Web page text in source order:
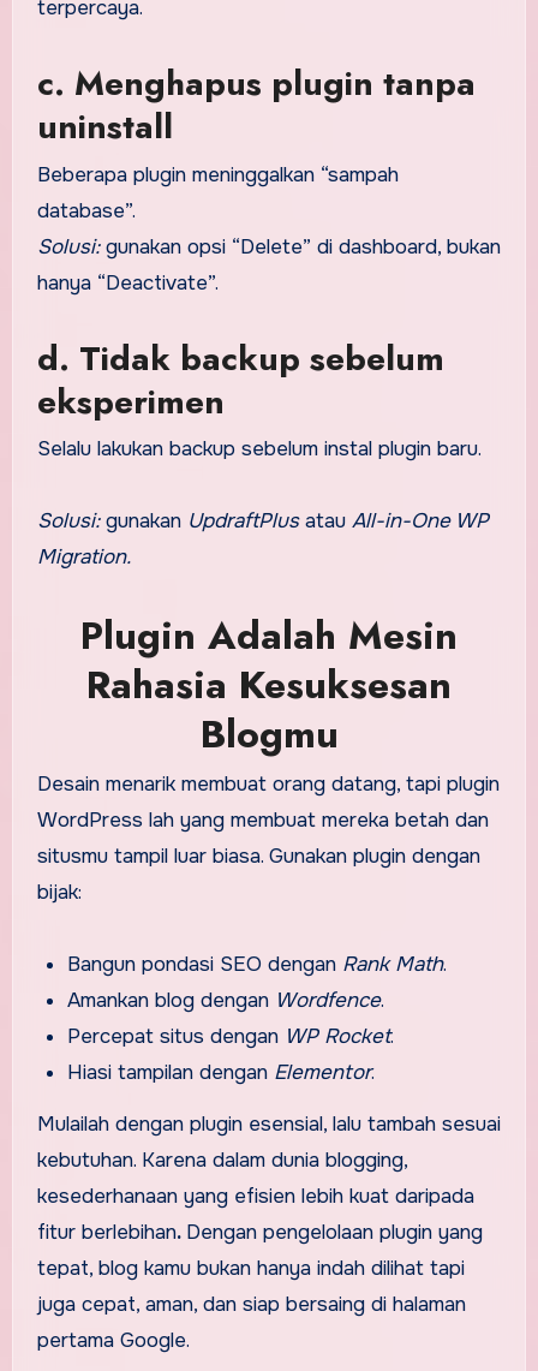
terpercaya.
c. Menghapus plugin tanpa
uninstall
Beberapa plugin meninggalkan “sampah
database”.
Solusi:gunakan opsi “Delete” di dashboard, bukan
hanya “Deactivate”.
d. Tidak backup sebelum
eksperimen
Selalu lakukan backup sebelum instal plugin baru.
Solusi:gunakan UpdraftPlusatau All-in-One WP
Migration.
Plugin Adalah Mesin
Rahasia Kesuksesan
Blogmu
Desain menarik membuat orang datang, tapi plugin
WordPress lah yang membuat mereka betah dan
situsmu tampil luar biasa. Gunakan plugin dengan
bijak:
Bangun pondasi SEO dengan Rank Math.
Amankan blog dengan Wordfence.
Percepat situs dengan WP Rocket.
Hiasi tampilan dengan Elementor.
Mulailah dengan plugin esensial, lalu tambah sesuai
kebutuhan. Karena dalam dunia blogging,
kesederhanaan yang efisien lebih kuat daripada
fitur berlebihan. Dengan pengelolaan plugin yang
tepat, blog kamu bukan hanya indah dilihat tapi
juga cepat, aman, dan siap bersaing di halaman
pertama Google.